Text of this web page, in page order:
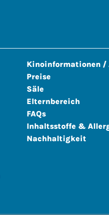
Kinoinformationen /
Preise
Säle
Elternbereich
FAQs
Inhaltsstoffe &
Nachhaltigkeit